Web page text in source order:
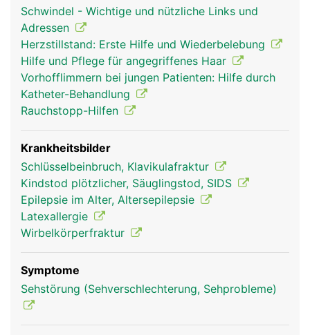
Schwindel - Wichtige und nützliche Links und
Adressen
Herzstillstand: Erste Hilfe und Wiederbelebung
Hilfe und Pflege für angegriffenes Haar
Vorhofflimmern bei jungen Patienten: Hilfe durch
Katheter-Behandlung
Rauchstopp-Hilfen
Krankheitsbilder
Schlüsselbeinbruch, Klavikulafraktur
Kindstod plötzlicher, Säuglingstod, SIDS
Epilepsie im Alter, Altersepilepsie
Latexallergie
Wirbelkörperfraktur
Symptome
Sehstörung (Sehverschlechterung, Sehprobleme)